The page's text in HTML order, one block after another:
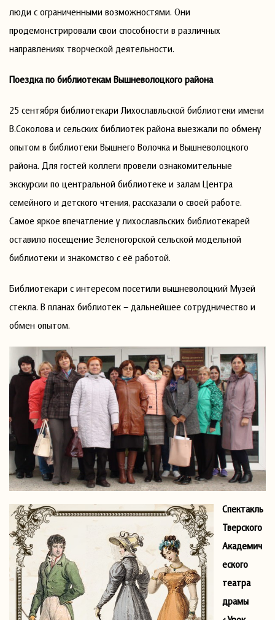
люди с ограниченными возможностями. Они
продемонстрировали свои способности в различных
направлениях творческой деятельности.
Поездка по библиотекам Вышневолоцкого района
25 сентября библиотекари Лихославльской библиотеки имени
В.Соколова и сельских библиотек района выезжали по обмену
опытом в библиотеки Вышнего Волочка и Вышневолоцкого
района. Для гостей коллеги провели ознакомительные
экскурсии по центральной библиотеке и залам Центра
семейного и детского чтения, рассказали о своей работе.
Самое яркое впечатление у лихославльских библиотекарей
оставило посещение Зеленогорской сельской модельной
библиотеки и знакомство с её работой.
Библиотекари с интересом посетили вышневолоцкий Музей
стекла. В планах библиотек – дальнейшее сотрудничество и
обмен опытом.
Спектакль
Тверского
Академич
еского
театра
драмы